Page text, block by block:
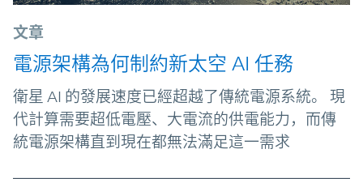
文章
電源架構為何制約新太空 AI 任務
衛星 AI 的發展速度已經超越了傳統電源系統。 現
代計算需要超低電壓、大電流的供電能力，而傳
統電源架構直到現在都無法滿足這一需求